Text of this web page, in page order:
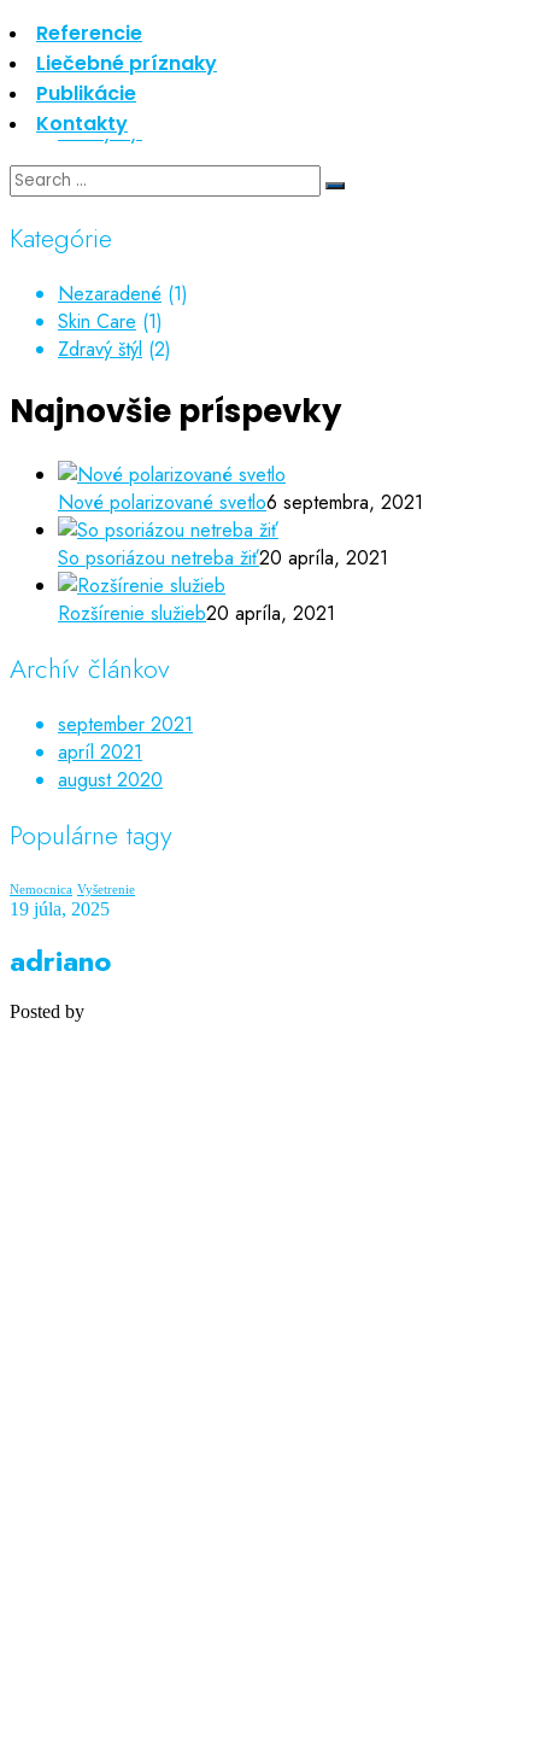
Referencie
Liečebné príznaky
Publikácie
Kontakty
Kategórie
Nezaradené
Skin Care
Zdravý štýl
Kategórie
Nezaradené (1)
Skin Care (1)
Zdravý štýl (2)
Najnovšie príspevky
Nové polarizované svetlo6 septembra, 2021
So psoriázou netreba žiť20 apríla, 2021
Rozšírenie služieb20 apríla, 2021
Archív článkov
september 2021
apríl 2021
august 2020
Populárne tagy
Nemocnica Vyšetrenie
19 júla, 2025
adriano
Posted by